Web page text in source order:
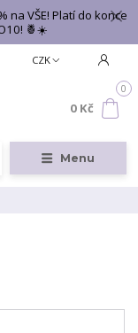
na VŠE! Platí do konce
🍍☀️
Menu
CZK
0
0 Kč